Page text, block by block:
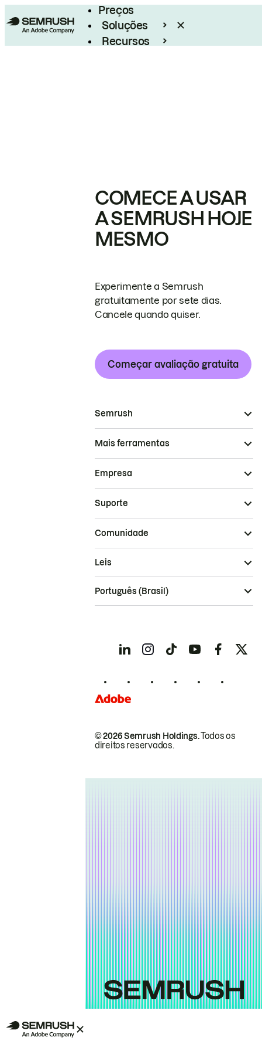
Preços
Soluções
Recursos
COMECE A USAR
A SEMRUSH HOJE
MESMO
Experimente a Semrush
gratuitamente por sete dias.
Cancele quando quiser.
Começar avaliação gratuita
Semrush
Mais ferramentas
Empresa
Suporte
Comunidade
© 2026 Semrush Holdings.Todos os
direitos reservados.
Leis
Português (Brasil)